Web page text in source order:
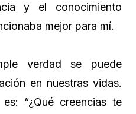
y el conocimiento
mejor para mí.
verdad se puede
en nuestras vidas.
“¿Qué creencias te